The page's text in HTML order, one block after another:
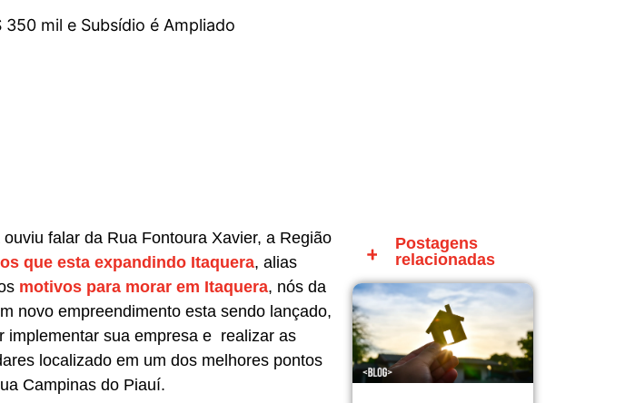
mil e Subsídio é Ampliado
falar da Rua Fontoura Xavier, a Região
que esta expandindo Itaquera, alias
motivos para morar em Itaquera, nós da
novo empreendimento esta sendo lançado,
implementar sua empresa e realizar as
localizado em um dos melhores pontos
Campinas do Piauí.
Postagens
relacionadas